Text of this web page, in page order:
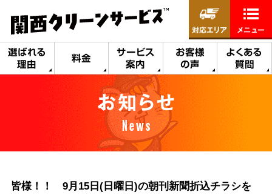
選ばれる
理由
料金
サービス
案内
お客様
の声
よくある
質問
対応エリア メニュー
お知らせ
News
皆様！！ 9月15日(日曜日)の朝刊新聞折込チラシを